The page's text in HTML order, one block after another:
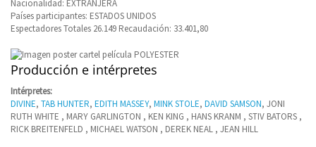
Nacionalidad: EXTRANJERA
Países participantes: ESTADOS UNIDOS
Espectadores Totales 26.149 Recaudación: 33.401,80
Producción e intérpretes
Intérpretes:
DIVINE, TAB HUNTER, EDITH MASSEY, MINK STOLE, DAVID SAMSON, JONI
RUTH WHITE , MARY GARLINGTON , KEN KING , HANS KRANM , STIV BATORS ,
RICK BREITENFELD , MICHAEL WATSON , DEREK NEAL , JEAN HILL